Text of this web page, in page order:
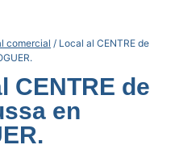
comercial / Local al CENTRE de
CENTRE de
en